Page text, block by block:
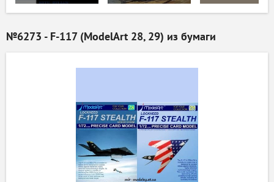
№6273 - F-117 (ModelArt 28, 29) из бумаги